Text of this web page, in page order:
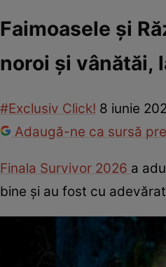
Faimoasele și
noroi și vânătăi,
#Exclusiv Click! 8 iunie
Adaugă-ne ca sursă
Finala Survivor 2026 a
bine și au fost cu